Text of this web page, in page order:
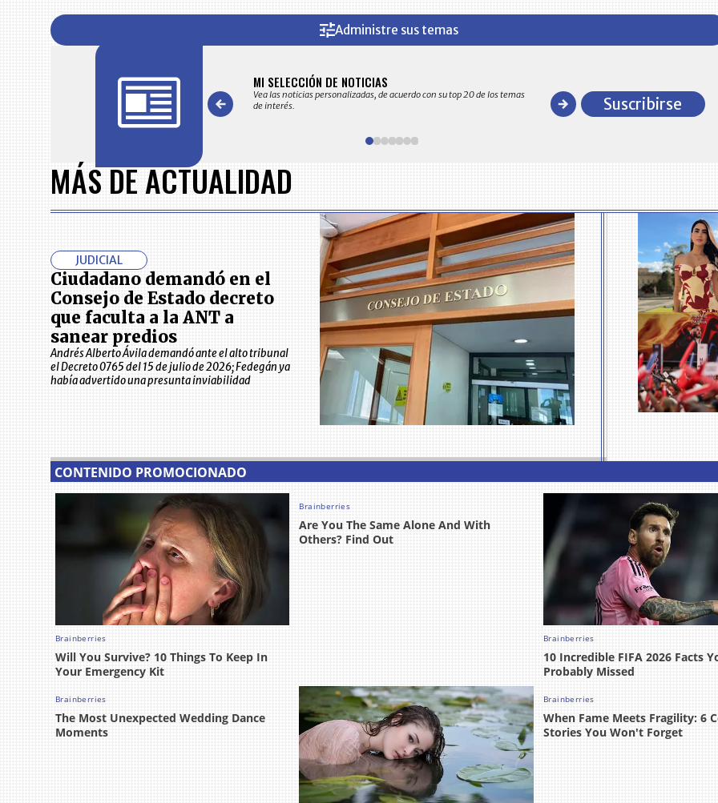
Administre sus temas
en su correo electrónico las noticias seleccionadas por nuestro
MI SELECCIÓN DE NOTICIAS
Vea las noticias personalizadas, de acuerdo con su top 20 de los temas
de interés.
comportamiento general y detallado de las
en ventas en Colombia
of
7
Suscribirse
MÁS DE ACTUALIDAD
JUDICIAL
Ciudadano demandó en el
Consejo de Estado decreto
que faculta a la ANT a
sanear predios
Andrés Alberto Ávila demandó ante el alto tribunal
el Decreto 0765 del 15 de julio de 2026; Fedegán ya
había advertido una presunta inviabilidad